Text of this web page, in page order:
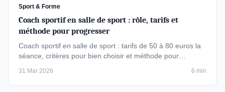
Sport & Forme
Coach sportif en salle de sport : rôle, tarifs et
méthode pour progresser
Coach sportif en salle de sport : tarifs de 50 à 80 euros la
séance, critères pour bien choisir et méthode pour
31 Mar 2026 6 min